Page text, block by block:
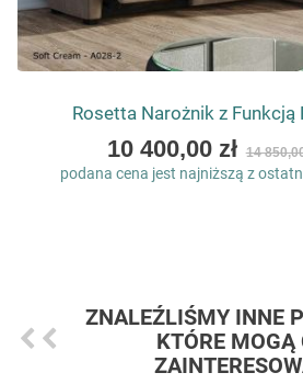
Rosetta Narożnik z Funkcją
As
low
10 400,00 zł 14
podana cena jest najniższą z
ZNALEŹLIŚMY INNE
KTÓRE MOGĄ